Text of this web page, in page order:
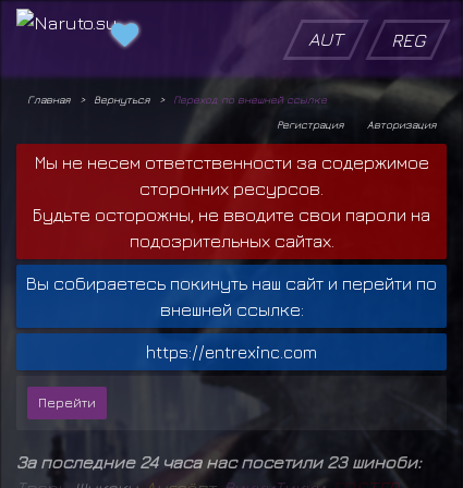
AUT REG
Главная Вернуться
Переход по внешней ссылке
Авторизация
Регистрация
Мы не несем ответственности за содержимое
сторонних ресурсов.
Будьте осторожны, не вводите свои пароли на
подозрительных сайтах.
Вы собираетесь покинуть наш сайт и перейти по
внешней ссылке:
https://entrexinc.com
За последние 24 часа нас посетили 23 шиноби: